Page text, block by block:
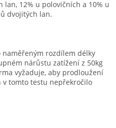
lan, 12% u polovičních a 10% u
dvojitých lan.
naměřeným rozdílem délky
nárůstu zatížení z 50kg
vyžaduje, aby prodloužení
v tomto testu nepřekročilo